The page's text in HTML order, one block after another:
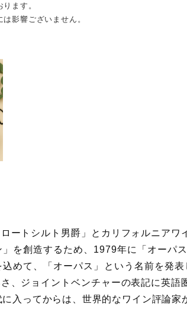
ます。
影響ございません。
ートシルト男爵」とカリフォルニアワ
を創造するため、1979年に「オーパ
めて、「オーパス」という名前を発表
、ジョイントベンチャーの表記に英語
入ってからは、世界的なワイン評論家